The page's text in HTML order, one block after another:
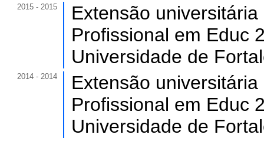
2015 - 2015
Extensão
Profissional em Educ
Universidade de
2014 - 2014
Extensão
Profissional em Educ
Universidade de